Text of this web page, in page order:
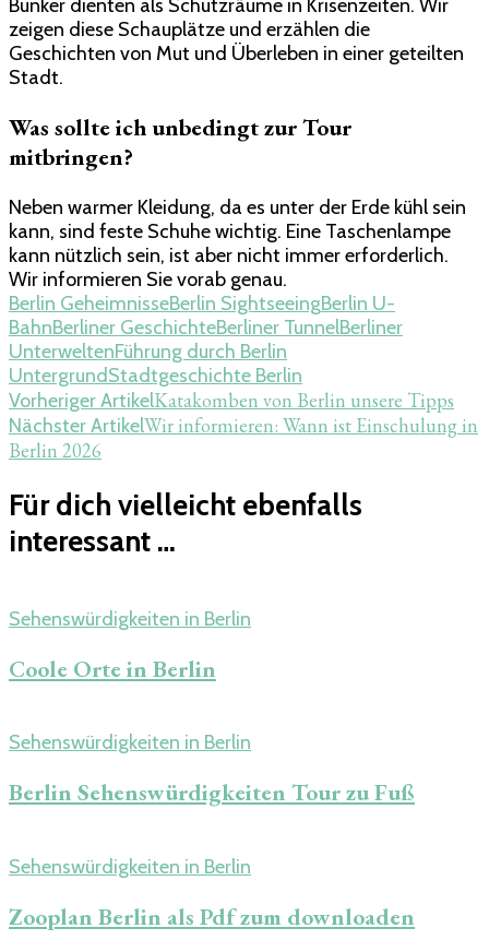
Bunker dienten als Schutzräume in Krisenzeiten. Wir
zeigen diese Schauplätze und erzählen die
Geschichten von Mut und Überleben in einer geteilten
Stadt.
Was sollte ich unbedingt zur Tour
mitbringen?
Neben warmer Kleidung, da es unter der Erde kühl sein
kann, sind feste Schuhe wichtig. Eine Taschenlampe
kann nützlich sein, ist aber nicht immer erforderlich.
Wir informieren Sie vorab genau.
Berlin GeheimnisseBerlin SightseeingBerlin U-
BahnBerliner GeschichteBerliner TunnelBerliner
UnterweltenFührung durch Berlin
UntergrundStadtgeschichte Berlin
Beitragsnavigation
Vorheriger ArtikelKatakomben von Berlin unsere Tipps
Nächster ArtikelWir informieren: Wann ist Einschulung in
Berlin 2026
Für dich vielleicht ebenfalls
interessant …
Sehenswürdigkeiten in Berlin
Coole Orte in Berlin​
Sehenswürdigkeiten in Berlin
Berlin Sehenswürdigkeiten Tour zu Fuß
Sehenswürdigkeiten in Berlin
Zooplan Berlin als Pdf zum downloaden